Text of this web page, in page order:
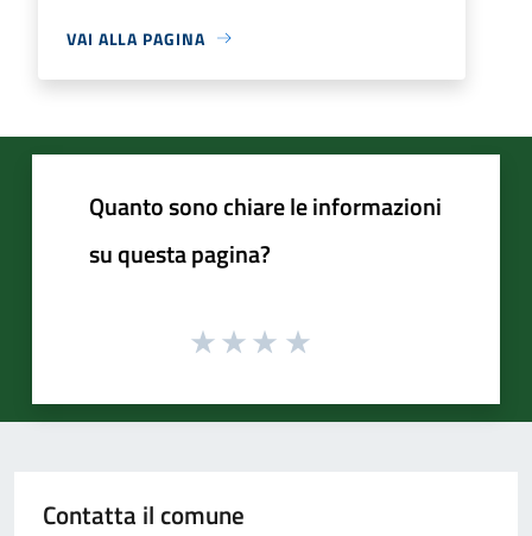
VAI ALLA PAGINA
Quanto sono chiare le informazioni
su questa pagina?
Contatta il comune